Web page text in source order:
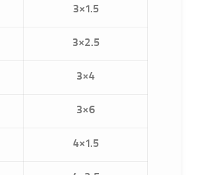
3×1.5
3×2.5
3×4
3×6
4×1.5